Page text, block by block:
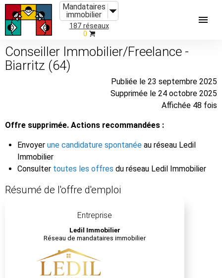
Mandataires
immobilier
187 réseaux
0
Conseiller Immobilier/Freelance -
Biarritz (64)
Publiée le 23 septembre 2025
Supprimée le 24 octobre 2025
Affichée 48 fois
Offre supprimée. Actions recommandées :
Envoyer une candidature spontanée au réseau Ledil
Immobilier
Consulter toutes les offres du réseau Ledil Immobilier
Résumé de l'offre d'emploi
Entreprise
Ledil Immobilier
Réseau de mandataires immobilier